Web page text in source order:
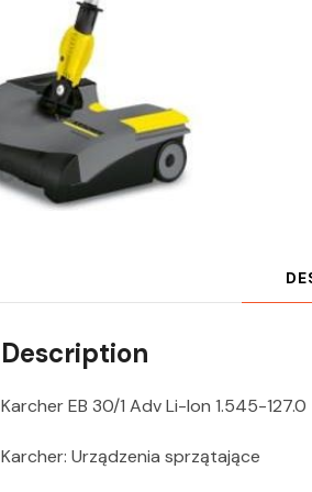
Description
Karcher EB 30/1 Adv Li-Ion 1.545-127.0
Karcher: Urządzenia sprzątające